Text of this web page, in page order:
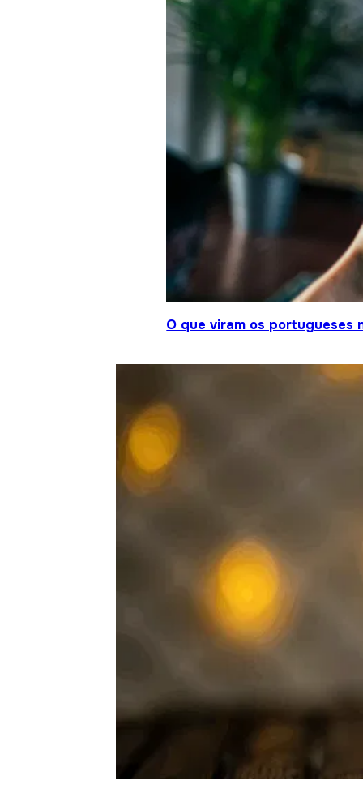
O que viram os portugueses